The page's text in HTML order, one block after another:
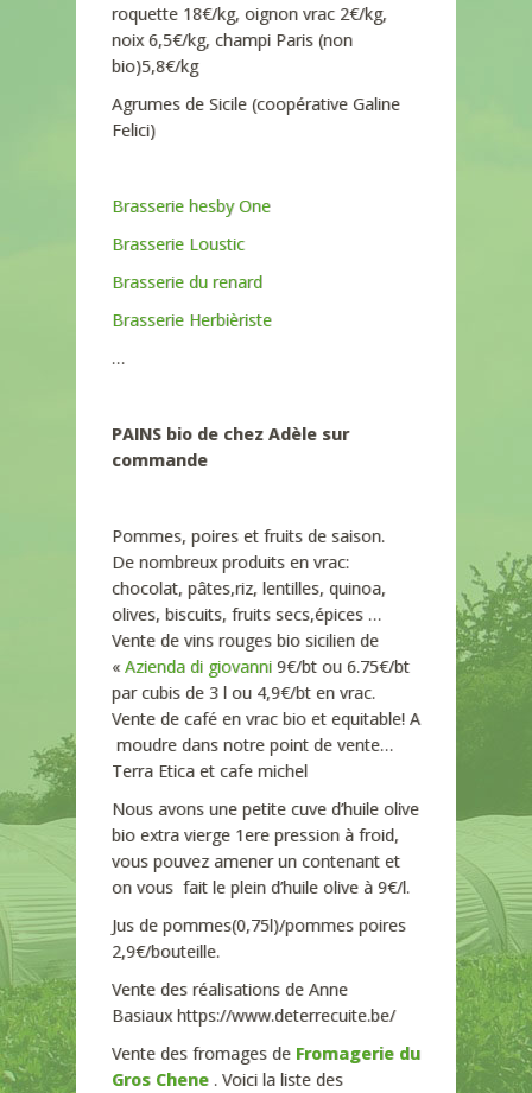
roquette 18€/kg, oignon vrac 2€/kg,
noix 6,5€/kg, champi Paris (non
bio)5,8€/kg
Agrumes de Sicile (coopérative Galine
Felici)
Brasserie hesby One
Brasserie Loustic
Brasserie du renard
Brasserie Herbièriste
…
PAINS bio de chez Adèle sur
commande
Pommes, poires et fruits de saison.
De nombreux produits en vrac:
chocolat, pâtes,riz, lentilles, quinoa,
olives, biscuits, fruits secs,épices …
Vente de vins rouges bio sicilien de
«Azienda di giovanni 9€/bt ou 6.75€/bt
par cubis de 3 l ou 4,9€/bt en vrac.
Vente de café en vrac bio et equitable! A
moudre dans notre point de vente…
Terra Etica et cafe michel
Nous avons une petite cuve d’huile olive
bio extra vierge 1ere pression à froid,
vous pouvez amener un contenant et
on vous fait le plein d’huile olive à 9€/l.
Jus de pommes(0,75l)/pommes poires
2,9€/bouteille.
Vente des réalisations de Anne
Basiaux https://www.deterrecuite.be/
Vente des fromages de Fromagerie du
Gros Chene . Voici la liste des